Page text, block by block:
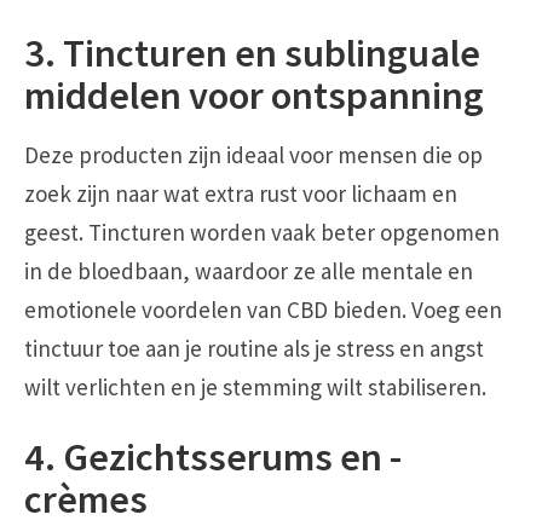
3. Tincturen en sublinguale
middelen voor ontspanning
Deze producten zijn ideaal voor mensen die op
zoek zijn naar wat extra rust voor lichaam en
geest. Tincturen worden vaak beter opgenomen
in de bloedbaan, waardoor ze alle mentale en
emotionele voordelen van CBD bieden. Voeg een
tinctuur toe aan je routine als je stress en angst
wilt verlichten en je stemming wilt stabiliseren.
4. Gezichtsserums en -
crèmes